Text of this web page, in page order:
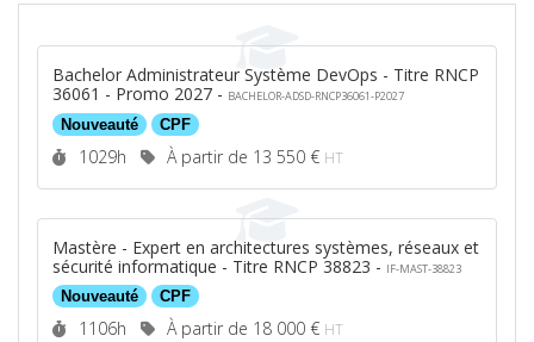
Bachelor Administrateur Système DevOps - Titre RNCP
36061 - Promo 2027 - BACHELOR-ADSD-RNCP36061-P2027
Nouveauté CPF
Durée :
1029h Prix :
À partir de 13 550 € HT
Mastère - Expert en architectures systèmes, réseaux et
sécurité informatique - Titre RNCP 38823 - IF-MAST-38823
Nouveauté CPF
Durée :
1106h Prix :
À partir de 18 000 € HT